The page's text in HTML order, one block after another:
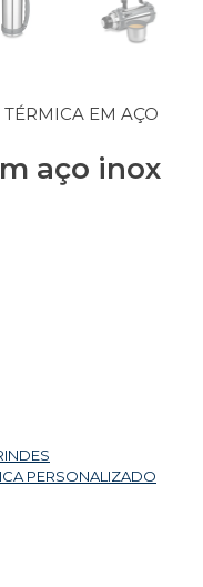
EM AÇO
aço inox
PERSONALIZADO